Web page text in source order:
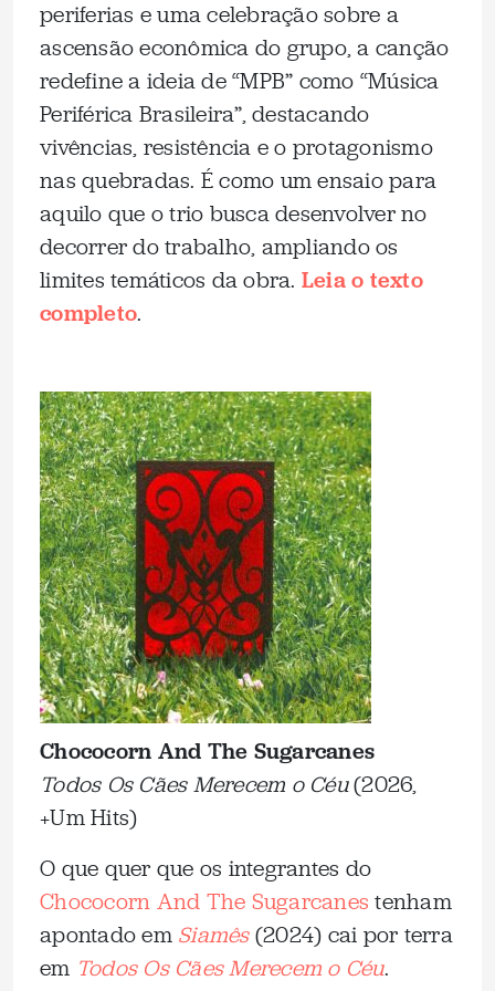
periferias e uma celebração sobre a
ascensão econômica do grupo, a canção
redefine a ideia de “MPB” como “Música
Periférica Brasileira”, destacando
vivências, resistência e o protagonismo
nas quebradas. É como um ensaio para
aquilo que o trio busca desenvolver no
decorrer do trabalho, ampliando os
limites temáticos da obra. Leia o texto
completo.
Chococorn And The Sugarcanes
Todos Os Cães Merecem o Céu(2026,
+Um Hits)
O que quer que os integrantes do
Chococorn And The Sugarcanes tenham
apontado em Siamês (2024) cai por terra
em Todos Os Cães Merecem o Céu.